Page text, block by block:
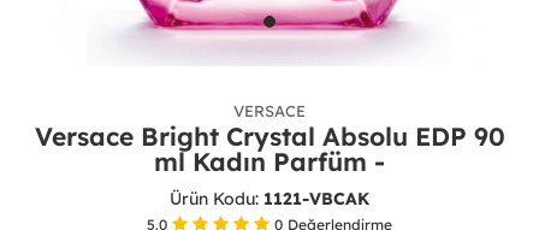
VERSACE
Versace Bright Crystal Absolu EDP 90
ml Kadın Parfüm -
Ürün Kodu: 1121-VBCAK
5.0 0 Değerlendirme